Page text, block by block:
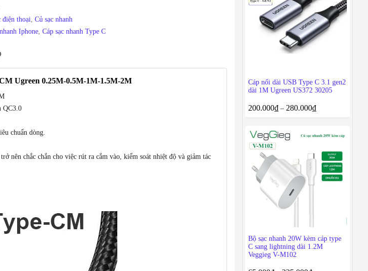
điện thoại, Củ sạc nhanh
Iphone, Cáp sạc nhanh Type C
Ugreen 0.25M-0.5M-1M-1.5M-2M
QC3.0
chuẩn dòng.
nên chắc chắn cho việc rút ra cắm vào, kiểm soát nhiệt độ và giảm tác
Cáp nối dài USB Type C 3.1 gen2
dài 1M Ugreen US372 30205
200.000₫ –280.000₫
Bộ sạc nhanh 20W kèm cáp type
C sang lightning dài 1.2M
Veggieg V-M102